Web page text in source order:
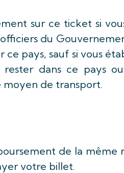
sur ce ticket si
du
pays, sauf si vous
rester dans ce pays
de transport.
de la même
votre billet.